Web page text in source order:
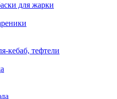
для жарки
кебаб, тефтели